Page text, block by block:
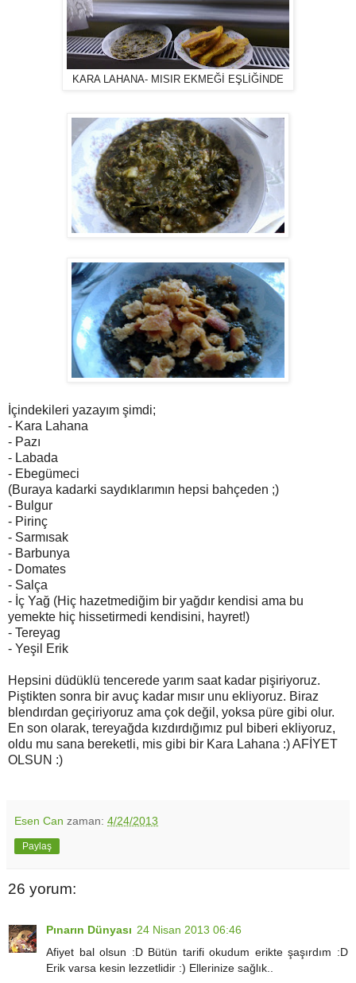
KARA LAHANA- MISIR EKMEĞİ EŞLİĞİNDE
İçindekileri yazayım şimdi;
- Kara Lahana
- Pazı
- Labada
- Ebegümeci
(Buraya kadarki saydıklarımın hepsi bahçeden ;)
- Bulgur
- Pirinç
- Sarmısak
- Barbunya
- Domates
- Salça
- İç Yağ (Hiç hazetmediğim bir yağdır kendisi ama bu
yemekte hiç hissetirmedi kendisini, hayret!)
- Tereyag
- Yeşil Erik
Hepsini düdüklü tencerede yarım saat kadar pişiriyoruz.
Piştikten sonra bir avuç kadar mısır unu ekliyoruz. Biraz
blendırdan geçiriyoruz ama çok değil, yoksa püre gibi olur.
En son olarak, tereyağda kızdırdığımız pul biberi ekliyoruz,
oldu mu sana bereketli, mis gibi bir Kara Lahana :) AFİYET
OLSUN :)
Esen Can zaman: 4/24/2013
Paylaş
26 yorum:
Pınarın Dünyası 24 Nisan 2013 06:46
Afiyet bal olsun :D Bütün tarifi okudum erikte şaşırdım :D
Erik varsa kesin lezzetlidir :) Ellerinize sağlık..